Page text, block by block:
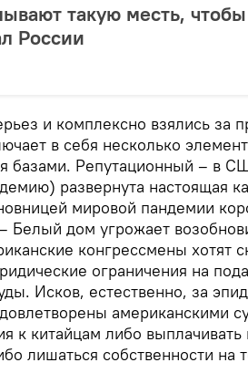
такую месть,
России
и комплексно взялись за
в себя несколько
базами. Репутационный – в
развернута настоящая
мировой пандемии
Белый дом угрожает
конгрессмены хотят
ограничения на
Исков, естественно, за
американскими
к китайцам либо
лишаться собственности